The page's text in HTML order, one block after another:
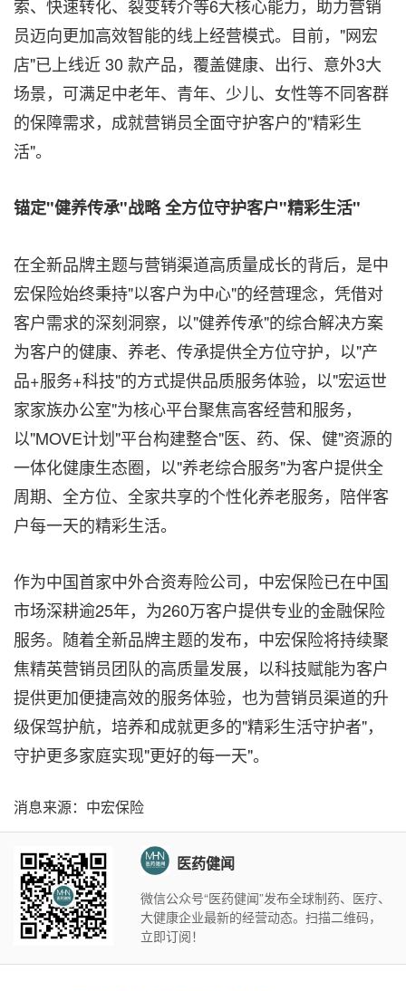
索、快速转化、裂变转介等6大核心能力，助力营销
员迈向更加高效智能的线上经营模式。目前，"网宏
店"已上线近 30 款产品，覆盖健康、出行、意外3大
场景，可满足中老年、青年、少儿、女性等不同客群
的保障需求，成就营销员全面守护客户的"精彩生
活"。
锚定"健养传承"战略 全方位守护客户"精彩生活"
在全新品牌主题与营销渠道高质量成长的背后，是中
宏保险始终秉持"以客户为中心"的经营理念，凭借对
客户需求的深刻洞察，以"健养传承"的综合解决方案
为客户的健康、养老、传承提供全方位守护，以"产
品+服务+科技"的方式提供品质服务体验，以"宏运世
家家族办公室"为核心平台聚焦高客经营和服务，
以"MOVE计划"平台构建整合"医、药、保、健"资源的
一体化健康生态圈，以"养老综合服务"为客户提供全
周期、全方位、全家共享的个性化养老服务，陪伴客
户每一天的精彩生活。
作为中国首家中外合资寿险公司，中宏保险已在中国
市场深耕逾25年，为260万客户提供专业的金融保险
服务。随着全新品牌主题的发布，中宏保险将持续聚
焦精英营销员团队的高质量发展，以科技赋能为客户
提供更加便捷高效的服务体验，也为营销员渠道的升
级保驾护航，培养和成就更多的"精彩生活守护者"，
守护更多家庭实现"更好的每一天"。
消息来源：中宏保险
医药健闻
微信公众号“医药健闻”发布全球制药、医疗、
大健康企业最新的经营动态。扫描二维码，
立即订阅！